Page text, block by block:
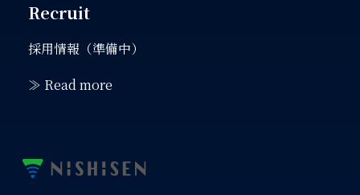
Recruit
採用情報（準備中）
≫ Read more